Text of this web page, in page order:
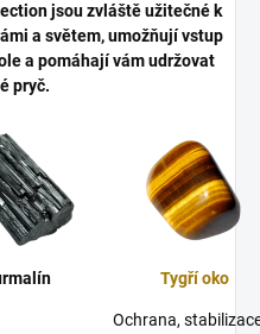
jsou zvláště užitečné k
a světem, umožňují vstup
a pomáhají vám udržovat
pryč.
Tygří oko
Ochrana,